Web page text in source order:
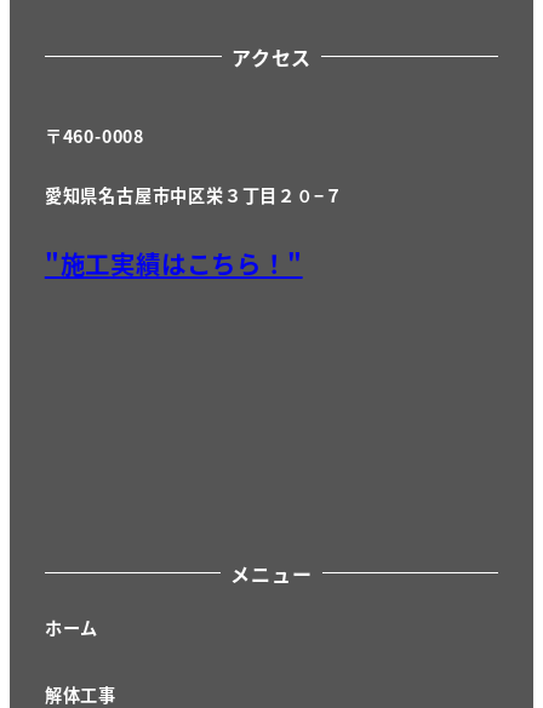
アクセス
〒460-0008
愛知県名古屋市中区栄３丁目２０−７
"施工実績はこちら！"
メニュー
ホーム
解体工事